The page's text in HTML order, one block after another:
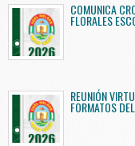
COMUNICA
FLORALES
REUNIÓN
FORMATOS